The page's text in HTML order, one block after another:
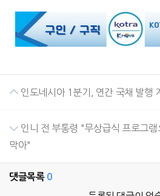
인도네시아 1분기, 연간 국채 발행
인니 전 부통령 "무상급식 프로그
막아"
댓글목록 0